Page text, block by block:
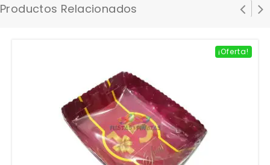
Productos Relacionados
¡Oferta!